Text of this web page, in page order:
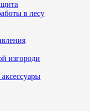
в лесу
изгороди